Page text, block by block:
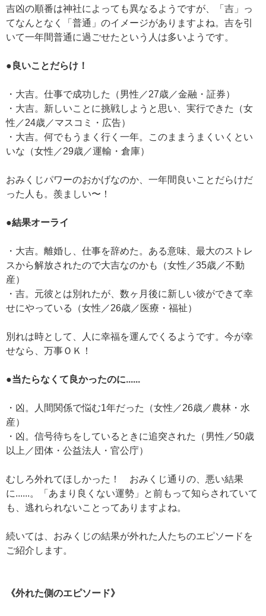
吉凶の順番は神社によっても異なるようですが、「吉」っ
てなんとなく「普通」のイメージがありますよね。吉を引
いて一年間普通に過ごせたという人は多いようです。
●良いことだらけ！
・大吉。仕事で成功した（男性／27歳／金融・証券）
・大吉。新しいことに挑戦しようと思い、実行できた（女
性／24歳／マスコミ・広告）
・大吉。何でもうまく行く一年。このままうまくいくとい
いな（女性／29歳／運輸・倉庫）
おみくじパワーのおかげなのか、一年間良いことだらけだ
った人も。羨ましい〜！
●結果オーライ
・大吉。離婚し、仕事を辞めた。ある意味、最大のストレ
スから解放されたので大吉なのかも（女性／35歳／不動
産）
・吉。元彼とは別れたが、数ヶ月後に新しい彼ができて幸
せにやっている（女性／26歳／医療・福祉）
別れは時として、人に幸福を運んでくるようです。今が幸
せなら、万事ＯＫ！
●当たらなくて良かったのに......
・凶。人間関係で悩む1年だった（女性／26歳／農林・水
産）
・凶。信号待ちをしているときに追突された（男性／50歳
以上／団体・公益法人・官公庁）
むしろ外れてほしかった！ おみくじ通りの、悪い結果
に......。「あまり良くない運勢」と前もって知らされていて
も、逃れられないことってありますよね。
続いては、おみくじの結果が外れた人たちのエピソードを
ご紹介します。
《外れた側のエピソード》